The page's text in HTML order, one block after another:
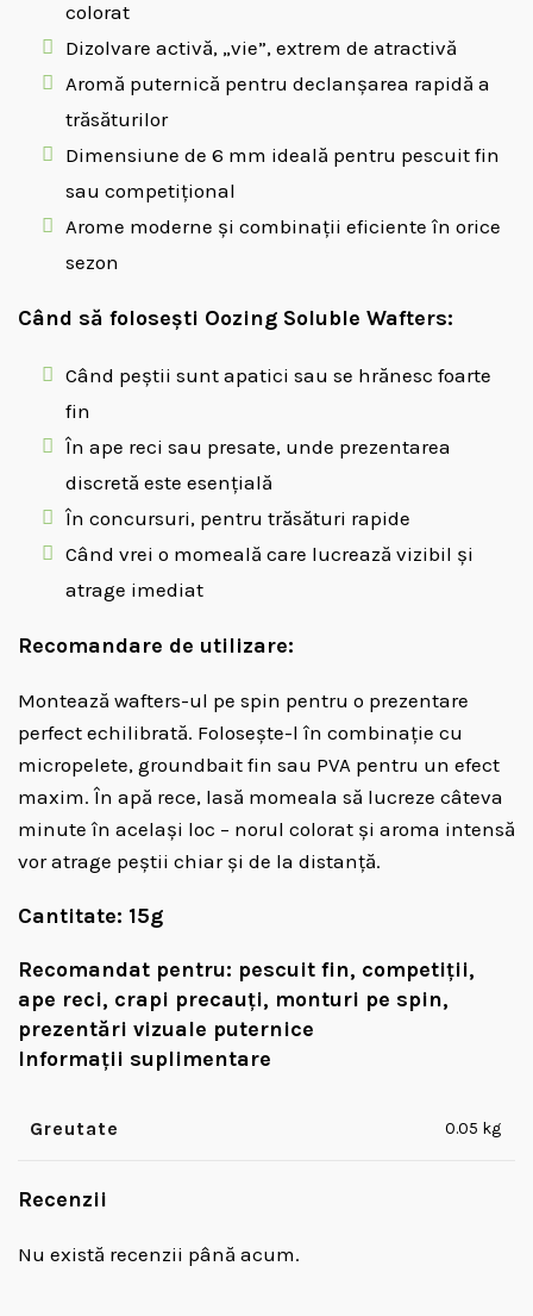
colorat
Dizolvare activă, „vie”, extrem de atractivă
Aromă puternică pentru declanșarea rapidă a
trăsăturilor
Dimensiune de 6 mm ideală pentru pescuit fin
sau competițional
Arome moderne și combinații eficiente în orice
sezon
Când să folosești Oozing Soluble Wafters:
Când peștii sunt apatici sau se hrănesc foarte
fin
În ape reci sau presate, unde prezentarea
discretă este esențială
În concursuri, pentru trăsături rapide
Când vrei o momeală care lucrează vizibil și
atrage imediat
Recomandare de utilizare:
Montează wafters-ul pe spin pentru o prezentare
perfect echilibrată. Folosește-l în combinație cu
micropelete, groundbait fin sau PVA pentru un efect
maxim. În apă rece, lasă momeala să lucreze câteva
minute în același loc – norul colorat și aroma intensă
vor atrage peștii chiar și de la distanță.
Cantitate: 15g
Recomandat pentru: pescuit fin, competiții,
ape reci, crapi precauți, monturi pe spin,
prezentări vizuale puternice
Informații suplimentare
Greutate 0.05 kg
Recenzii
Nu există recenzii până acum.